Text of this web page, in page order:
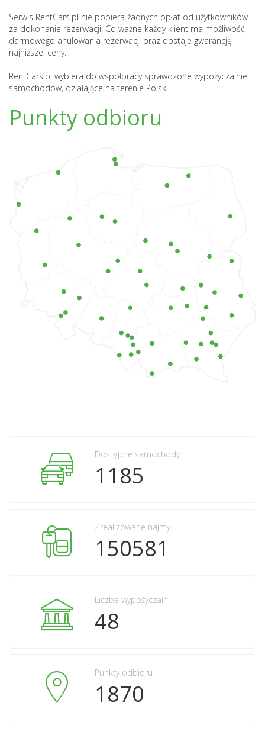
Serwis RentCars.pl nie pobiera żadnych opłat od użytkowników
za dokonanie rezerwacji. Co ważne każdy klient ma możliwość
darmowego anulowania rezerwacji oraz dostaje gwarancję
najniższej ceny.
RentCars.pl wybiera do współpracy sprawdzone wypożyczalnie
samochodów, działające na terenie Polski.
Punkty odbioru
Dostępne samochody
1185
Zrealizowane najmy
150581
Liczba wypożyczalni
48
Punkty odbioru
1870